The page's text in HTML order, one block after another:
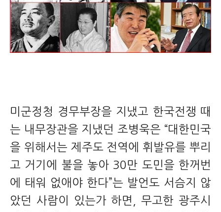
미군정청 경무부장을 지냈고 한국전쟁 때
는 내무장관을 지냈던 조병욱은 “대한민국
을 위해서는 제주도 전역에 휘발유를 뿌리
고 거기에 불을 놓아 30만 도민을 한꺼번
에 태워 없애야 한다”는 발언도 서슴지 않
았던 사람이 있는가 하면, 무고한 광주시